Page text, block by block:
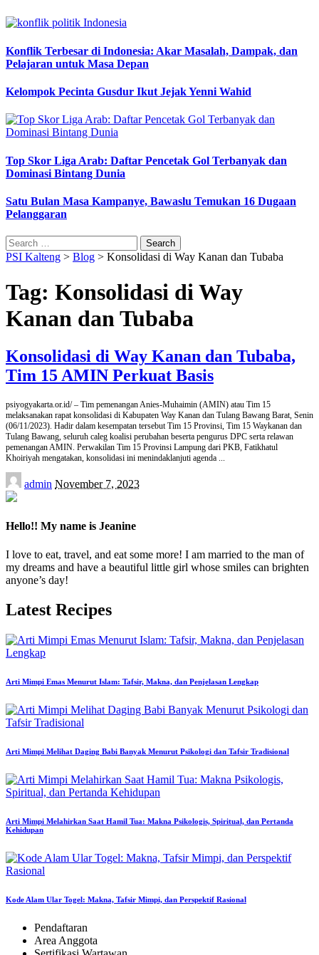
Konflik Terbesar di Indonesia: Akar Masalah, Dampak, dan
Pelajaran untuk Masa Depan
Kelompok Pecinta Gusdur Ikut Jejak Yenni Wahid
Top Skor Liga Arab: Daftar Pencetak Gol Terbanyak dan
Dominasi Bintang Dunia
Satu Bulan Masa Kampanye, Bawaslu Temukan 16 Dugaan
Pelanggaran
Search
for:
PSI Kalteng > Blog > Konsolidasi di Way Kanan dan Tubaba
Tag: Konsolidasi di Way
Kanan dan Tubaba
Konsolidasi di Way Kanan dan Tubaba,
Tim 15 AMIN Perkuat Basis
psiyogyakarta.or.id/ – Tim pemenangan Anies-Muhaimin (AMIN) atau Tim 15
melaksanakan rapat konsolidasi di Kabupaten Way Kanan dan Tulang Bawang Barat, Senin
(06/11/2023). Hadir dalam kesempatan tersebut Tim 15 Provinsi, Tim 15 Waykanan dan
Tulang Bawang, seluruh caleg koalisi perubahan beserta pengurus DPC serta relawan
pemenangan AMIN. Perwakilan Tim 15 Provinsi Lampung dari PKB, Fatikhatul
Khoiriyah mengatakan, konsolidasi ini menindaklanjuti agenda ...
Posted
by
admin November 7, 2023
Hello!! My name is Jeanine
I love to eat, travel, and eat some more! I am married to the man of
my dreams and have a beautiful little girl whose smiles can brighten
anyone’s day!
Latest Recipes
Arti Mimpi Emas Menurut Islam: Tafsir, Makna, dan Penjelasan Lengkap
Arti Mimpi Melihat Daging Babi Banyak Menurut Psikologi dan Tafsir Tradisional
Arti Mimpi Melahirkan Saat Hamil Tua: Makna Psikologis, Spiritual, dan Pertanda
Kehidupan
Kode Alam Ular Togel: Makna, Tafsir Mimpi, dan Perspektif Rasional
Pendaftaran
Area Anggota